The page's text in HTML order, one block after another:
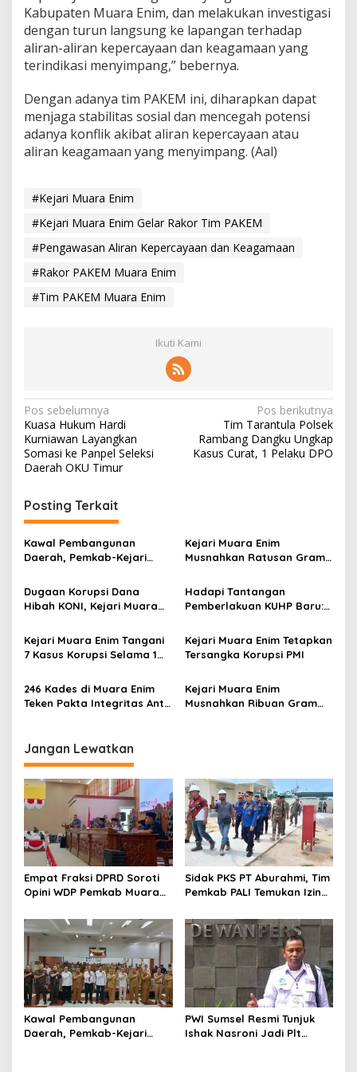
Kabupaten Muara Enim, dan melakukan investigasi
dengan turun langsung ke lapangan terhadap
aliran-aliran kepercayaan dan keagamaan yang
terindikasi menyimpang,” bebernya.
Dengan adanya tim PAKEM ini, diharapkan dapat
menjaga stabilitas sosial dan mencegah potensi
adanya konflik akibat aliran kepercayaan atau
aliran keagamaan yang menyimpang. (Aal)
#Kejari Muara Enim
#Kejari Muara Enim Gelar Rakor Tim PAKEM
#Pengawasan Aliran Kepercayaan dan Keagamaan
#Rakor PAKEM Muara Enim
#Tim PAKEM Muara Enim
Ikuti Kami
N
a
v
i
g
a
s
i
p
o
s
Pos sebelumnya
Kuasa Hukum Hardi
Kurniawan Layangkan
Somasi ke Panpel Seleksi
Daerah OKU Timur
Pos berikutnya
Tim Tarantula Polsek
Rambang Dangku Ungkap
Kasus Curat, 1 Pelaku DPO
Posting Terkait
Kawal Pembangunan
Daerah, Pemkab-Kejari
Pendampingan Hukum
Kejari Muara Enim
Musnahkan Ratusan Gram
Dugaan Korupsi Dana
Hibah KONI, Kejari Muara
Pengganti Kerugian Negara
Rp124 Juta
Hadapi Tantangan
Pemberlakuan KUHP Baru:
Persepsi
Kejari Muara Enim Tangani
7 Kasus Korupsi Selama 1
Kejari Muara Enim Tetapkan
Tersangka Korupsi PMI
246 Kades di Muara Enim
Teken Pakta Integritas Anti
Kejari Muara Enim
Musnahkan Ribuan Gram
Jangan Lewatkan
Empat Fraksi DPRD Soroti
Opini WDP Pemkab Muara
Kelola Keuangan
Sidak PKS PT Aburahmi, Tim
Pemkab PALI Temukan Izin
Kawal Pembangunan
Daerah, Pemkab-Kejari
PWI Sumsel Resmi Tunjuk
Ishak Nasroni Jadi Plt